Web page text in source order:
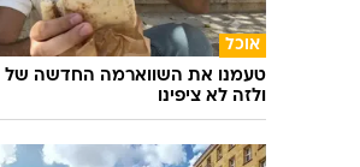
אוכל
טעמנו את השווארמה החדשה של
ולזה לא ציפינו